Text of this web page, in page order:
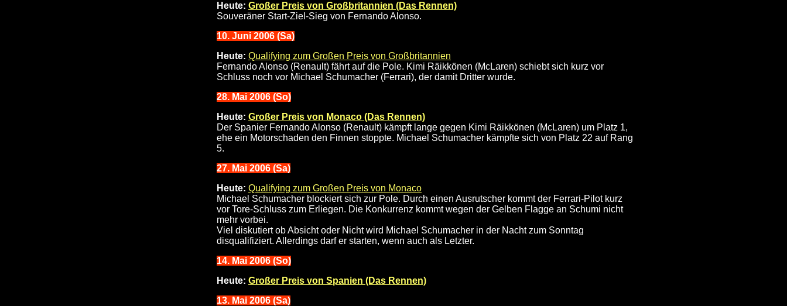
Heute: Großer Preis von Großbritannien (Das Rennen)
Souveräner Start-Ziel-Sieg von Fernando Alonso.
10. Juni 2006 (Sa)
Heute: Qualifying zum Großen Preis von Großbritannien
Fernando Alonso (Renault) fährt auf die Pole. Kimi Räikkönen (McLaren) schiebt sich kurz vor
Schluss noch vor Michael Schumacher (Ferrari), der damit Dritter wurde.
28. Mai 2006 (So)
Heute: Großer Preis von Monaco (Das Rennen)
Der Spanier Fernando Alonso (Renault) kämpft lange gegen Kimi Räikkönen (McLaren) um Platz 1,
ehe ein Motorschaden den Finnen stoppte. Michael Schumacher kämpfte sich von Platz 22 auf Rang
5.
27. Mai 2006 (Sa)
Heute: Qualifying zum Großen Preis von Monaco
Michael Schumacher blockiert sich zur Pole. Durch einen Ausrutscher kommt der Ferrari-Pilot kurz
vor Tore-Schluss zum Erliegen. Die Konkurrenz kommt wegen der Gelben Flagge an Schumi nicht
mehr vorbei.
Viel diskutiert ob Absicht oder Nicht wird Michael Schumacher in der Nacht zum Sonntag
disqualifiziert. Allerdings darf er starten, wenn auch als Letzter.
14. Mai 2006 (So)
Heute: Großer Preis von Spanien (Das Rennen)
13. Mai 2006 (Sa)